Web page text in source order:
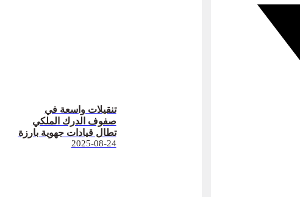
تنقيلات واسعة في
صفوف الدرك الملكي
تطال قيادات جهوية بارزة
2025-08-24